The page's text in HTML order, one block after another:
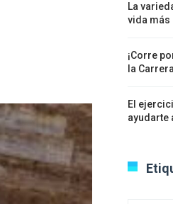
La
vida más
¡Corre
la
El
ayudarte